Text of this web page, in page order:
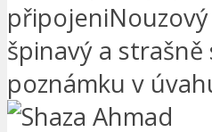
špinavý a
poznámku v